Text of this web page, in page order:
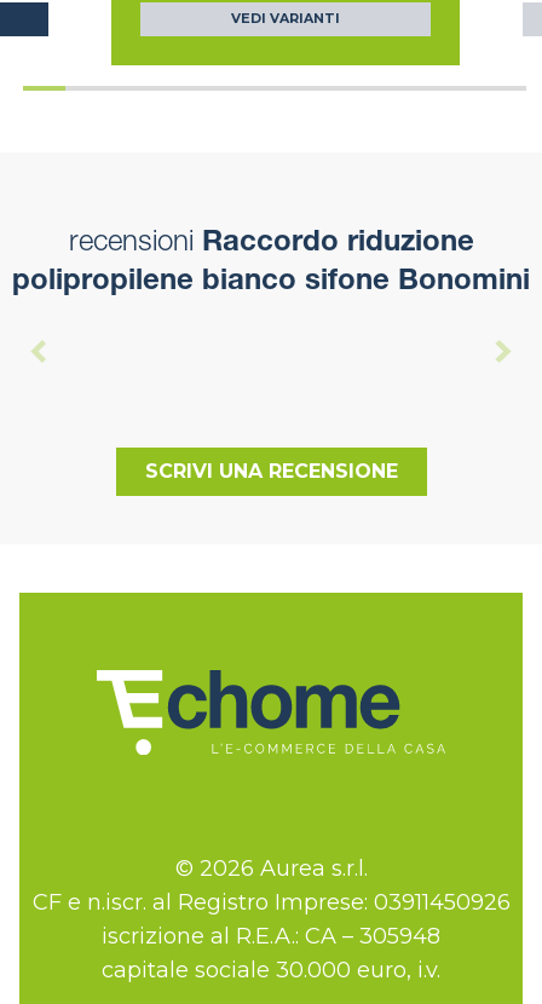
VEDI VARIANTI
recensioni Raccordo riduzione
polipropilene bianco sifone Bonomini
SCRIVI UNA RECENSIONE
© 2026 Aurea s.r.l.
CF e n.iscr. al Registro Imprese: 03911450926
iscrizione al R.E.A.: CA – 305948
capitale sociale 30.000 euro, i.v.